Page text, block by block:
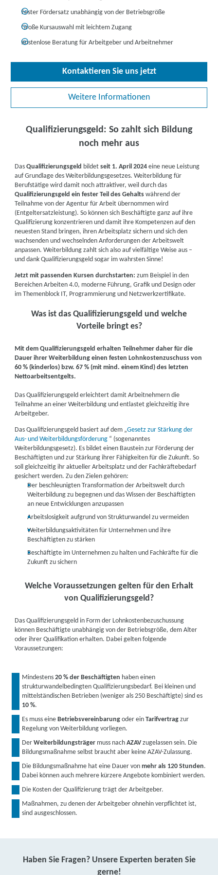
Fester Fördersatz unabhängig von der Betriebsgröße
Große Kursauswahl mit leichtem Zugang
Kostenlose Beratung für Arbeitgeber und Arbeitnehmer
Kontaktieren Sie uns jetzt
Weitere Informationen
Qualifizierungsgeld: So zahlt sich Bildung
noch mehr aus
DasQualifizierungsgeld bildetseit 1. April 2024 eine neue Leistung
auf Grundlage des Weiterbildungsgesetzes. Weiterbildung für
Berufstätige wird damit noch attraktiver, weil durch das
Qualifizierungsgeld ein fester Teil des Gehalts während der
Teilnahme von der Agentur für Arbeit übernommen wird
(Entgeltersatzleistung). So können sich Beschäftigte ganz auf ihre
Qualifizierung konzentrieren und damit ihre Kompetenzen auf den
neuesten Stand bringen, ihren Arbeitsplatz sichern und sich den
wachsenden und wechselnden Anforderungen der Arbeitswelt
anpassen. Weiterbildung zahlt sich also auf vielfältige Weise aus –
und dank Qualifizierungsgeld sogar im wahrsten Sinne!
Jetzt mit passenden Kursen durchstarten:zum Beispiel in den
Bereichen Arbeiten 4.0, moderne Führung, Grafik und Design oder
im Themenblock IT, Programmierung und Netzwerkzertifikate.
Was ist das Qualifizierungsgeld und welche
Vorteile bringt es?
Mit dem Qualifizierungsgeld erhalten Teilnehmer daher für die
Dauer ihrer Weiterbildung einen festen Lohnkostenzuschuss von
60 % (kinderlos) bzw. 67 % (mit mind. einem Kind) des letzten
Nettoarbeitsentgelts.
Das Qualifizierungsgeld erleichtert damit Arbeitnehmern die
Teilnahme an einer Weiterbildung und entlastet gleichzeitig ihre
Arbeitgeber.
Das Qualifizierungsgeld basiert auf dem „Gesetz zur Stärkung der
Aus- und Weiterbildungsförderung “ (sogenanntes
Weiterbildungsgesetz). Es bildet einen Baustein zur Förderung der
Beschäftigten und zur Stärkung ihrer Fähigkeiten für die Zukunft. So
soll gleichzeitig ihr aktueller Arbeitsplatz und der Fachkräftebedarf
gesichert werden. Zu den Zielen gehören:
Der beschleunigten Transformation der Arbeitswelt durch
Weiterbildung zu begegnen und das Wissen der Beschäftigten
an neue Entwicklungen anzupassen
Arbeitslosigkeit aufgrund von Strukturwandel zu vermeiden
Weiterbildungsaktivitäten für Unternehmen und ihre
Beschäftigten zu stärken
Beschäftigte im Unternehmen zu halten und Fachkräfte für die
Zukunft zu sichern
Welche Voraussetzungen gelten für den Erhalt
von Qualifizierungsgeld?
Das Qualifizierungsgeld in Form der Lohnkostenbezuschussung
können Beschäftigte unabhängig von der Betriebsgröße, dem Alter
oder ihrer Qualifikation erhalten. Dabei gelten folgende
Voraussetzungen:
Mindestens20 % der Beschäftigten haben einen
strukturwandelbedingten Qualifizierungsbedarf. Bei kleinen und
mittelständischen Betrieben (weniger als 250 Beschäftigte) sind es
10 %.
Es muss eineBetriebsvereinbarung oder einTarifvertrag zur
Regelung von Weiterbildung vorliegen.
DerWeiterbildungsträger muss nachAZAV zugelassen sein. Die
Bildungsmaßnahme selbst braucht aber keine AZAV-Zulassung.
Die Bildungsmaßnahme hat eine Dauer vonmehr als 120 Stunden.
Dabei können auch mehrere kürzere Angebote kombiniert werden.
Die Kosten der Qualifizierung trägt der Arbeitgeber.
Maßnahmen, zu denen der Arbeitgeber ohnehin verpflichtet ist,
sind ausgeschlossen.
Haben Sie Fragen? Unsere Experten beraten Sie
gerne!